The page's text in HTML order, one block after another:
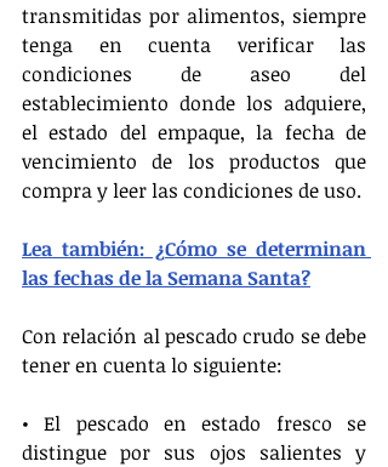
transmitidas por alimentos, siempre
tenga en cuenta verificar las
condiciones de aseo del
establecimiento donde los adquiere,
el estado del empaque, la fecha de
vencimiento de los productos que
compra y leer las condiciones de uso.
Lea también: ¿Cómo se determinan
las fechas de la Semana Santa?
Con relación al pescado crudo se debe
tener en cuenta lo siguiente:
• El pescado en estado fresco se
distingue por sus ojos salientes y